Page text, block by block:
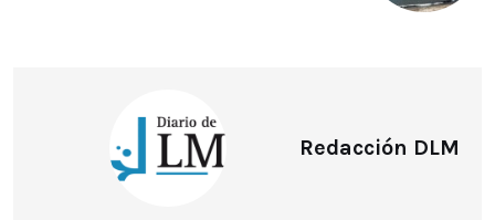
Redacción DLM